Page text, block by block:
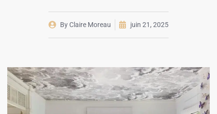
ByClaire Moreau juin 21, 2025